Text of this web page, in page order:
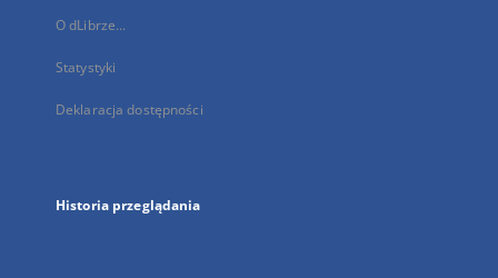
O dLibrze...
Statystyki
Deklaracja dostępności
Historia przeglądania